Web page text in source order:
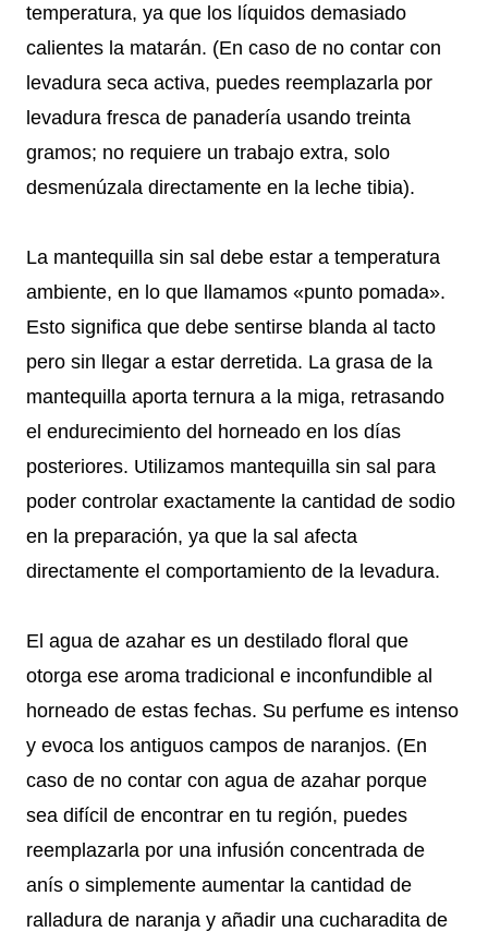
temperatura, ya que los líquidos demasiado
calientes la matarán. (En caso de no contar con
levadura seca activa, puedes reemplazarla por
levadura fresca de panadería usando treinta
gramos; no requiere un trabajo extra, solo
desmenúzala directamente en la leche tibia).
La mantequilla sin sal debe estar a temperatura
ambiente, en lo que llamamos «punto pomada».
Esto significa que debe sentirse blanda al tacto
pero sin llegar a estar derretida. La grasa de la
mantequilla aporta ternura a la miga, retrasando
el endurecimiento del horneado en los días
posteriores. Utilizamos mantequilla sin sal para
poder controlar exactamente la cantidad de sodio
en la preparación, ya que la sal afecta
directamente el comportamiento de la levadura.
El agua de azahar es un destilado floral que
otorga ese aroma tradicional e inconfundible al
horneado de estas fechas. Su perfume es intenso
y evoca los antiguos campos de naranjos. (En
caso de no contar con agua de azahar porque
sea difícil de encontrar en tu región, puedes
reemplazarla por una infusión concentrada de
anís o simplemente aumentar la cantidad de
ralladura de naranja y añadir una cucharadita de